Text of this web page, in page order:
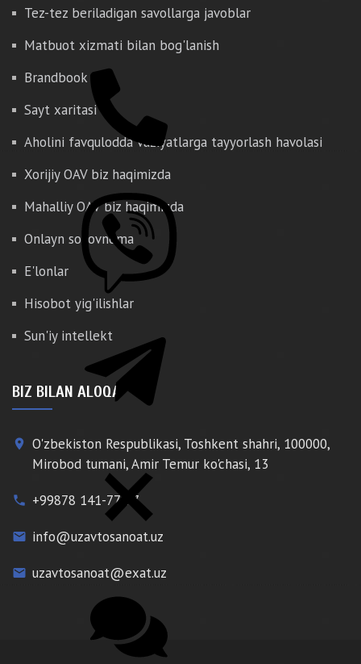
Tez-tez beriladigan savollarga javoblar
Matbuot xizmati bilan bog'lanish
Brandbook
Sayt xaritasi
Aholini favqulodda vaziyatlarga tayyorlash havolasi
Xorijiy OAV biz haqimizda
Mahalliy OAV biz haqimizda
Onlayn so'rovnoma
E'lonlar
Hisobot yig'ilishlar
Sun'iy intellekt
BIZ BILAN ALOQA
place O'zbekiston Respublikasi, Toshkent shahri, 100000,
Mirobod tumani, Amir Temur ko'chasi, 13
phone +99878 141-77-77
email info@uzavtosanoat.uz
email uzavtosanoat@exat.uz